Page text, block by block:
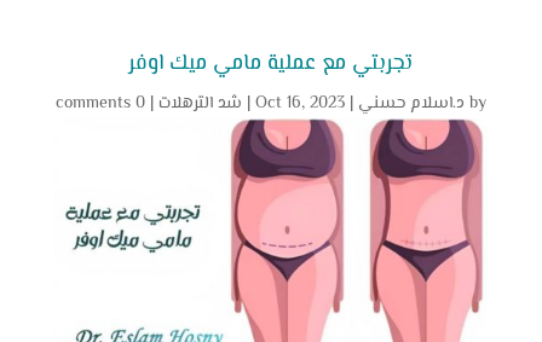
تجربتي مع عملية مامي ميك اوفر
by د.اسلام حسني |
Oct 16, 2023
| شد الترهلات |
0 comments